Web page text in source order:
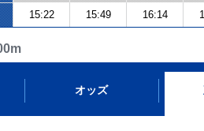
15:22 15:49 16:14
オッズ